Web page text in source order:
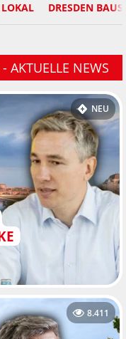
LOKAL DRESDEN
AKTUELLE NEWS
NEU
8.411